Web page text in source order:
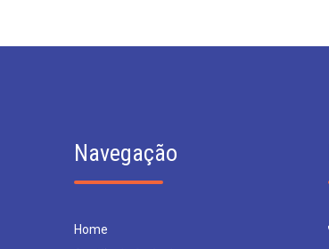
Navegação
Home